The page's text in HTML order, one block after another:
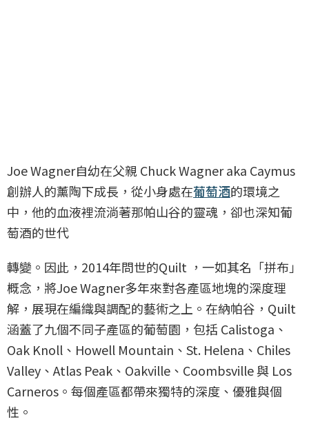
Joe Wagner自幼在父親 Chuck Wagner aka Caymus
創辦人的薰陶下成長，從小身處在葡萄酒的環境之
中，他的血液裡流淌著那帕山谷的靈魂，卻也深知葡
萄酒的世代
轉變。因此，2014年問世的Quilt ，一如其名「拼布」
概念，將Joe Wagner多年來對各產區地塊的深度理
解，展現在編織與調配的藝術之上。在納帕谷，Quilt
涵蓋了九個不同子產區的葡萄園，包括 Calistoga、
Oak Knoll、Howell Mountain、St. Helena、Chiles
Valley、Atlas Peak、Oakville、Coombsville 與 Los
Carneros。每個產區都帶來獨特的深度、優雅與個
性。